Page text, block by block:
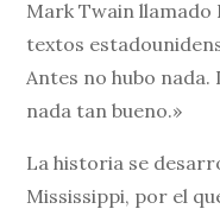
Mark Twain llamado
textos
Antes no hubo nada.
nada tan bueno.»
La historia se
Mississippi, por el